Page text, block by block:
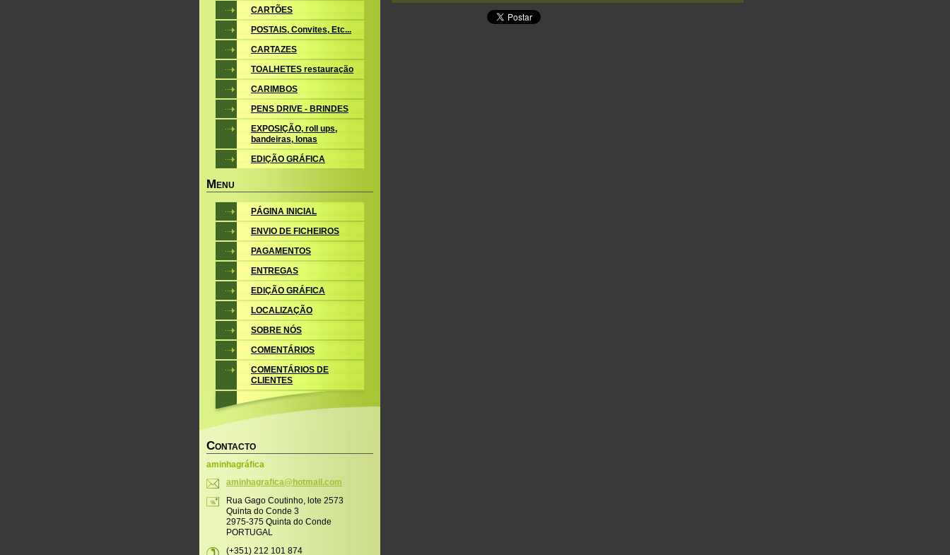
CARTÕES
POSTAIS, Convites, Etc...
CARTAZES
TOALHETES restauração
CARIMBOS
PENS DRIVE - BRINDES
EXPOSIÇÃO, roll ups,
bandeiras, lonas
EDIÇÃO GRÁFICA
M ENU
PÁGINA INICIAL
ENVIO DE FICHEIROS
PAGAMENTOS
ENTREGAS
EDIÇÃO GRÁFICA
LOCALIZAÇÃO
SOBRE NÓS
COMENTÁRIOS
COMENTÁRIOS DE
CLIENTES
CONTACTO
aminhagráfica
aminhagrafica@hotmail.com
Rua Gago Coutinho, lote 2573
Quinta do Conde 3
2975-375 Quinta do Conde
PORTUGAL
(+351) 212 101 874